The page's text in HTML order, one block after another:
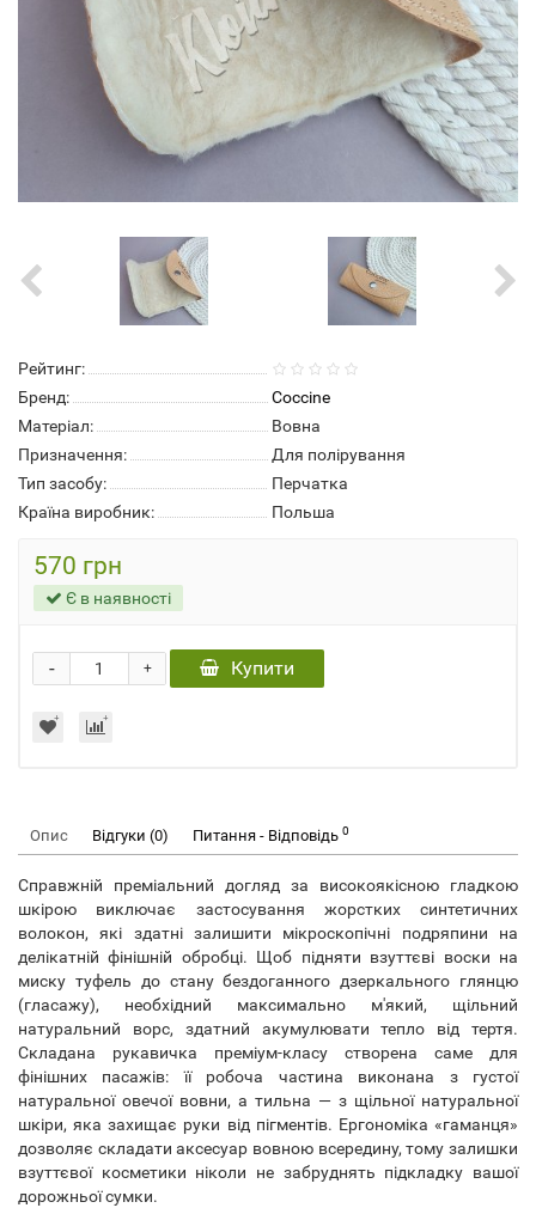
Рейтинг:
Бренд:
Coccine
Матеріал:
Вовна
Призначення:
Для полірування
Тип засобу:
Перчатка
Країна виробник:
Польша
570 грн
Є в наявності
+
- Купити
Опис Відгуки (0) Питання - Відповідь 0
Справжній преміальний догляд за високоякісною гладкою
шкірою виключає застосування жорстких синтетичних
волокон, які здатні залишити мікроскопічні подряпини на
делікатній фінішній обробці. Щоб підняти взуттєві воски на
миску туфель до стану бездоганного дзеркального глянцю
(гласажу), необхідний максимально м'який, щільний
натуральний ворс, здатний акумулювати тепло від тертя.
Складана рукавичка преміум-класу створена саме для
фінішних пасажів: її робоча частина виконана з густої
натуральної овечої вовни, а тильна — з щільної натуральної
шкіри, яка захищає руки від пігментів. Ергономіка «гаманця»
дозволяє складати аксесуар вовною всередину, тому залишки
взуттєвої косметики ніколи не забруднять підкладку вашої
дорожньої сумки.